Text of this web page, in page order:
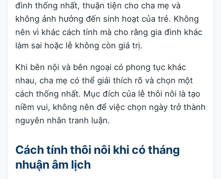
đình thống nhất, thuận tiện cho cha mẹ và
không ảnh hưởng đến sinh hoạt của trẻ. Không
nên vì khác cách tính mà cho rằng gia đình khác
làm sai hoặc lễ không còn giá trị.
Khi bên nội và bên ngoại có phong tục khác
nhau, cha mẹ có thể giải thích rõ và chọn một
cách thống nhất. Mục đích của lễ thôi nôi là tạo
niềm vui, không nên để việc chọn ngày trở thành
nguyên nhân tranh luận.
Cách tính thôi nôi khi có tháng
nhuận âm lịch